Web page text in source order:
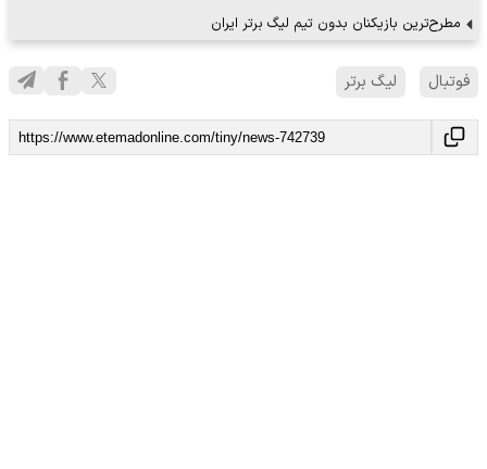
مطرح‌ترین بازیکنان بدون تیم لیگ برتر ایران
فوتبال لیگ برتر